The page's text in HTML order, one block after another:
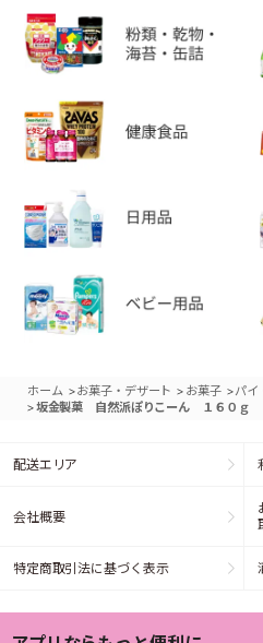
ホーム >お菓子・デザート > お菓子 >パイ
>坂金製菓 自然派ぽりこーん １６０ｇ
配送エリア
会社概要
特定商取引法に基づく表示